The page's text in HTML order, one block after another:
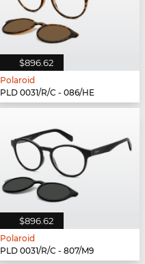
$896.62
Polaroid
PLD 0031/R/C - 086/HE
$896.62
Polaroid
PLD 0031/R/C - 807/M9